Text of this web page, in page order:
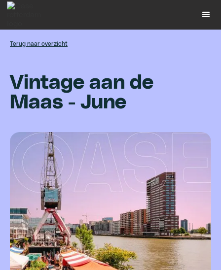
Terug naar overzicht
Vintage aan de
M aas - June